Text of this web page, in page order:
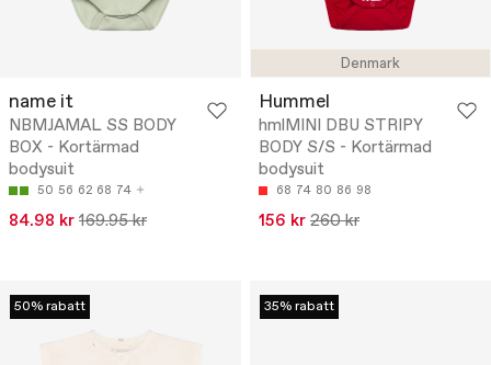
name it
NBMJAMAL SS BODY
BOX - Kortärmad
bodysuit
50 56 62 68 74
84.98 kr 169.95 kr
Denmark
Hummel
hmlMINI DBU STRIPY
BODY S/S - Kortärmad
bodysuit
68 74 80 86 98
156 kr 260 kr
50% rabatt 35% rabatt